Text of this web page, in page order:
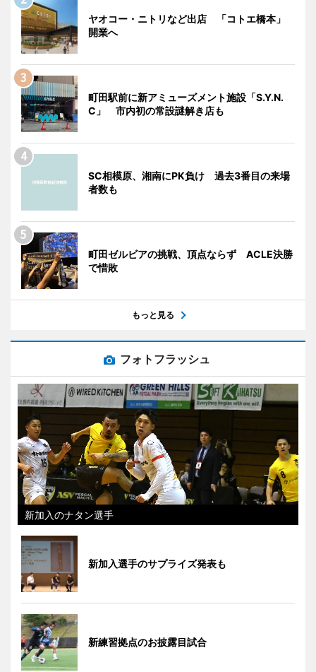
ヤオコー・ニトリなど出店 「コトエ橋本」
開業へ
町田駅前に新アミューズメント施設「S.Y.N.
C」 市内初の常設謎解き店も
SC相模原、湘南にPK負け 過去3番目の来場
者数も
町田ゼルビアの挑戦、頂点ならず ACLE決勝
で惜敗
もっと見る
フォトフラッシュ
新加入のナタン選手
新加入選手のサプライズ発表も
新練習拠点のお披露目試合